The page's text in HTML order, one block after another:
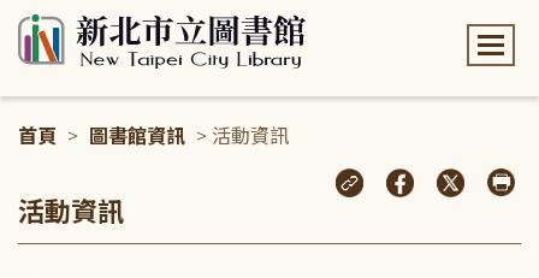
首頁 > 圖書館資訊 > 活動資訊
活動資訊